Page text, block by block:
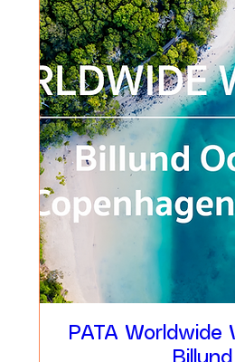
PATA Worldwide
Billund